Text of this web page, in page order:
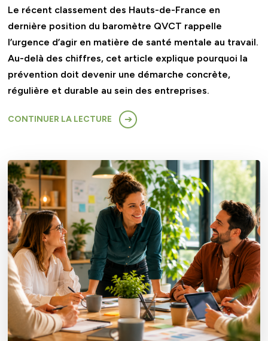
Le récent classement des Hauts-de-France en
dernière position du baromètre QVCT rappelle
l’urgence d’agir en matière de santé mentale au travail.
Au-delà des chiffres, cet article explique pourquoi la
prévention doit devenir une démarche concrète,
régulière et durable au sein des entreprises.
CONTINUER LA LECTURE